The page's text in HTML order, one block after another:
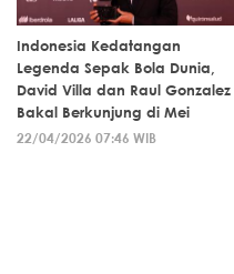
Indonesia Kedatangan
Legenda Sepak Bola Dunia,
David Villa dan Raul Gonzalez
Bakal Berkunjung di Mei
22/04/2026 07:46 WIB